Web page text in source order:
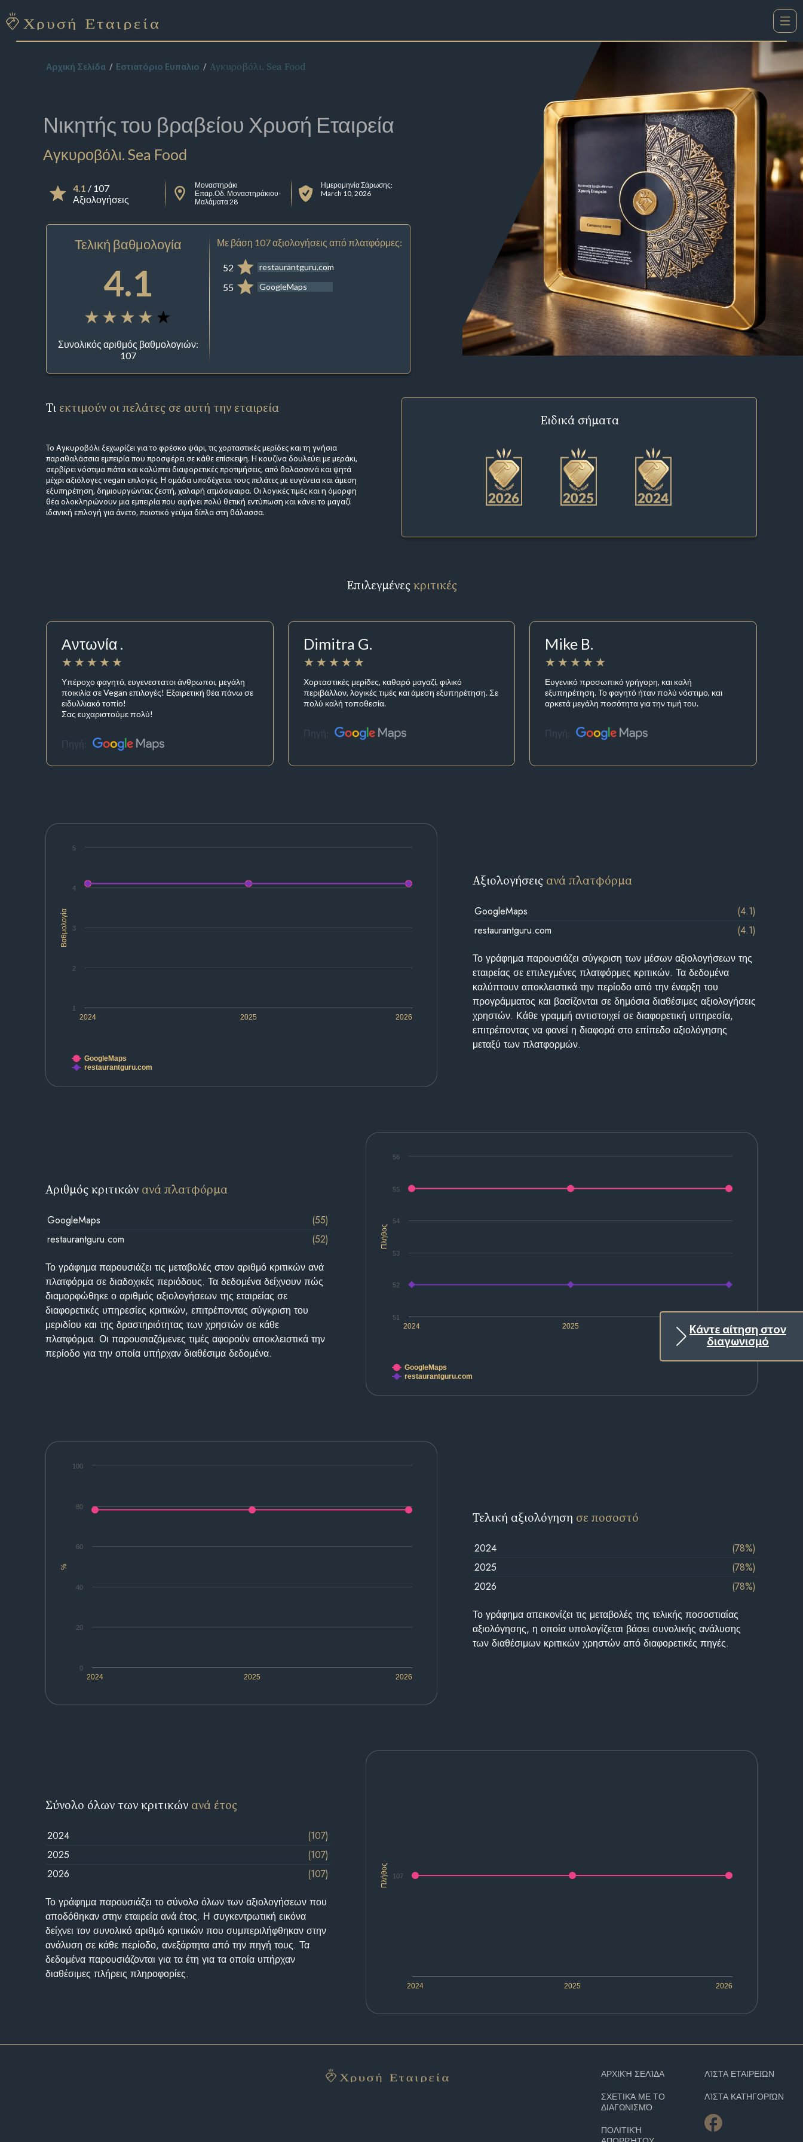
Κάντε αίτηση στον
διαγωνισμό
Αρχική Σελίδα Εστιατόριο Ευπαλιο Αγκυροβόλι. Sea Food
Νικητής του βραβείου Χρυσή Εταιρεία
Αγκυροβόλι. Sea Food
4.1 / 107
Αξιολογήσεις
Μοναστηράκι
Επαρ.Οδ. Μοναστηράκιου-
Μαλάματα 28
Ημερομηνία Σάρωσης:
March 10, 2026
Τελική βαθμολογία
4.1
Συνολικός αριθμός βαθμολογιών:
107
Με βάση 107 αξιολογήσεις από πλατφόρμες:
52 restaurantguru.com
55 GoogleMaps
Τι εκτιμούν οι πελάτες σε αυτή την εταιρεία
Το Αγκυροβόλι ξεχωρίζει για το φρέσκο ψάρι, τις χορταστικές μερίδες και τη γνήσια
παραθαλάσσια εμπειρία που προσφέρει σε κάθε επίσκεψη. Η κουζίνα δουλεύει με μεράκι,
σερβίρει νόστιμα πιάτα και καλύπτει διαφορετικές προτιμήσεις, από θαλασσινά και ψητά
μέχρι αξιόλογες vegan επιλογές. Η ομάδα υποδέχεται τους πελάτες με ευγένεια και άμεση
εξυπηρέτηση, δημιουργώντας ζεστή, χαλαρή ατμόσφαιρα. Οι λογικές τιμές και η όμορφη
θέα ολοκληρώνουν μια εμπειρία που αφήνει πολύ θετική εντύπωση και κάνει το μαγαζί
ιδανική επιλογή για άνετο, ποιοτικό γεύμα δίπλα στη θάλασσα.
Ειδικά σήματα
Επιλεγμένεςκριτικές
Αντωνία .
Υπέροχο φαγητό, ευγενεστατοι άνθρωποι, μεγάλη
ποικιλία σε Vegan επιλογές! Εξαιρετική θέα πάνω σε
ειδυλλιακό τοπίο!
Σας ευχαριστούμε πολύ!
Πηγή:
Dimitra G.
Χορταστικές μερίδες, καθαρό μαγαζί, φιλικό
περιβάλλον, λογικές τιμές και άμεση εξυπηρέτηση. Σε
πολύ καλή τοποθεσία.
Πηγή:
Mike B.
Ευγενικό προσωπικό γρήγορη, και καλή
εξυπηρέτηση. Το φαγητό ήταν πολύ νόστιμο, και
αρκετά μεγάλη ποσότητα για την τιμή του.
Πηγή:
Βαθμολογία
2024 2025 2026
1
2
3
4
5
GoogleMaps
restaurantguru.com
Αξιολογήσεις ανά πλατφόρμα
GoogleMaps
(4.1)
restaurantguru.com
(4.1)
Το γράφημα παρουσιάζει σύγκριση των μέσων αξιολογήσεων της
εταιρείας σε επιλεγμένες πλατφόρμες κριτικών. Τα δεδομένα
καλύπτουν αποκλειστικά την περίοδο από την έναρξη του
προγράμματος και βασίζονται σε δημόσια διαθέσιμες αξιολογήσεις
χρηστών. Κάθε γραμμή αντιστοιχεί σε διαφορετική υπηρεσία,
επιτρέποντας να φανεί η διαφορά στο επίπεδο αξιολόγησης
μεταξύ των πλατφορμών.
Πλήθος
2024 2025 2026
51
52
53
54
55
56
GoogleMaps
restaurantguru.com
Αριθμός κριτικών ανά πλατφόρμα
GoogleMaps
(55)
restaurantguru.com
(52)
Το γράφημα παρουσιάζει τις μεταβολές στον αριθμό κριτικών ανά
πλατφόρμα σε διαδοχικές περιόδους. Τα δεδομένα δείχνουν πώς
διαμορφώθηκε ο αριθμός αξιολογήσεων της εταιρείας σε
διαφορετικές υπηρεσίες κριτικών, επιτρέποντας σύγκριση του
μεριδίου και της δραστηριότητας των χρηστών σε κάθε
πλατφόρμα. Οι παρουσιαζόμενες τιμές αφορούν αποκλειστικά την
περίοδο για την οποία υπήρχαν διαθέσιμα δεδομένα.
%
2024 2025 2026
0
20
40
60
80
100
Τελική αξιολόγηση σε ποσοστό
2024
(78%)
2025
(78%)
2026
(78%)
Το γράφημα απεικονίζει τις μεταβολές της τελικής ποσοστιαίας
αξιολόγησης, η οποία υπολογίζεται βάσει συνολικής ανάλυσης
των διαθέσιμων κριτικών χρηστών από διαφορετικές πηγές.
Πλήθος
2024 2025 2026
107
Σύνολο όλων των κριτικών ανά έτος
2024
(107)
2025
(107)
2026
(107)
Το γράφημα παρουσιάζει το σύνολο όλων των αξιολογήσεων που
αποδόθηκαν στην εταιρεία ανά έτος. Η συγκεντρωτική εικόνα
δείχνει τον συνολικό αριθμό κριτικών που συμπεριλήφθηκαν στην
ανάλυση σε κάθε περίοδο, ανεξάρτητα από την πηγή τους. Τα
δεδομένα παρουσιάζονται για τα έτη για τα οποία υπήρχαν
διαθέσιμες πλήρεις πληροφορίες.
ΑΡΧΙΚΉ ΣΕΛΊΔΑ
ΣΧΕΤΙΚΆ ΜΕ ΤΟ
ΔΙΑΓΩΝΙΣΜΌ
ΠΟΛΙΤΙΚΉ
ΛΊΣΤΑ ΕΤΑΙΡΕΙΏΝ
ΛΊΣΤΑ ΚΑΤΗΓΟΡΙΏΝ